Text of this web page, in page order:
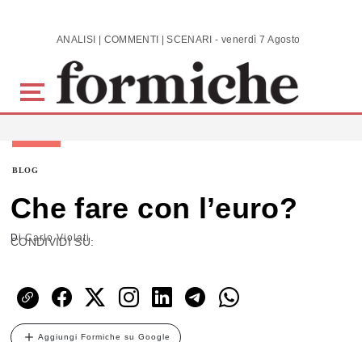
Skip to main content ANALISI | COMMENTI | SCENARI - venerdì 7 Agosto 2026
BLOG
Che fare con l’euro?
DiCarlo Violati
CONDIVIDI SU:
Aggiungi Formiche su Google